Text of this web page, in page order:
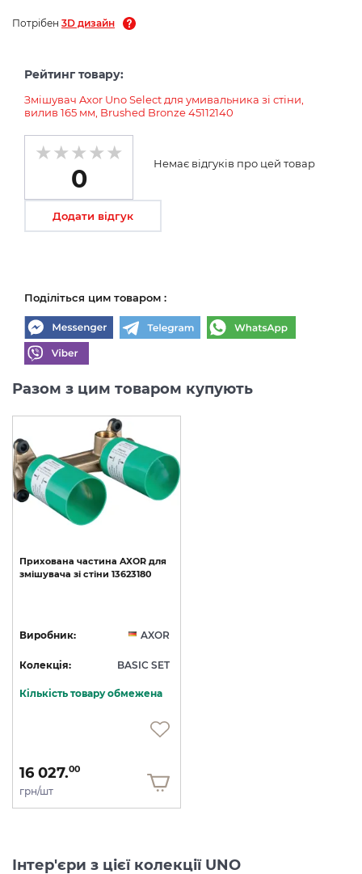
Потрібен 3D дизайн
Рейтинг товару:
Змішувач Axor Uno Select для умивальника зі стіни,
вилив 165 мм, Brushed Bronze 45112140
0
Немає відгуків про цей товар
Додати відгук
Поділіться цим товаром :
Разом з цим товаром купують
Прихована частина AXOR для
змішувача зі стіни 13623180
Виробник: AXOR
Колекція: BASIC SET
Кількість товару обмежена
16 027.00
грн/шт
Інтер'єри з цієї колекції UNO